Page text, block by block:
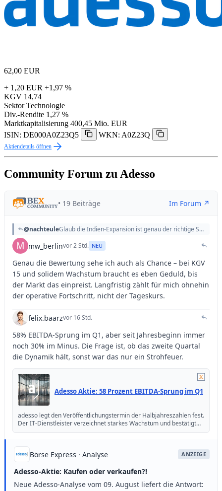
62,00 EUR
+ 1,20 EUR +1,97 %
KGV 14,74
Sektor Technologie
Div.-Rendite 1,27 %
Marktkapitalisierung 400,45 Mio. EUR
ISIN: DE000A0Z23Q5
WKN: A0Z23Q
Aktiendetails öffnen
Community Forum zu Adesso